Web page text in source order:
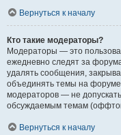
Вернуться к началу
Кто такие модераторы?
Модераторы — это
ежедневно следят за
удалять сообщения,
объединять темы на
модераторов — не
обсуждаемым темам
Вернуться к началу